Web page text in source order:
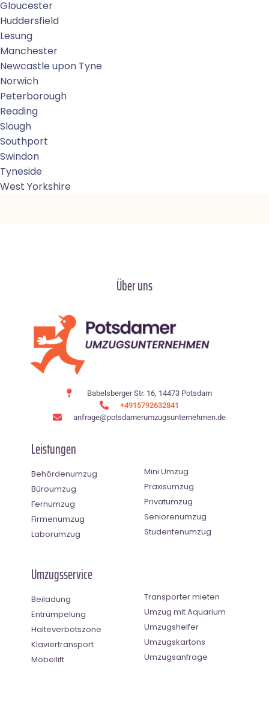
Gloucester
Huddersfield
Lesung
Manchester
Newcastle upon Tyne
Norwich
Peterborough
Reading
Slough
Southport
Swindon
Tyneside
West Yorkshire
Über uns
Babelsberger Str. 16, 14473 Potsdam
+4915792632841
anfrage@potsdamerumzugsunternehmen.de
Leistungen
Behördenumzug
Büroumzug
Fernumzug
Firmenumzug
Laborumzug
Mini Umzug
Praxisumzug
Privatumzug
Seniorenumzug
Studentenumzug
Umzugsservice
Beiladung
Entrümpelung
Halteverbotszone
Klaviertransport
Möbellift
Transporter mieten
Umzug mit Aquarium
Umzugshelfer
Umzugskartons
Umzugsanfrage